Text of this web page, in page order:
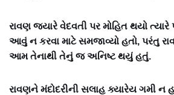
રાવણ જ્યારે વેદવતી પર મોહિત થયો
આવું ન કરવા માટે સમજાવ્યો હતો, પરંતુ
આમ તેનાથી તેનું જ અનિષ્ટ થયું હતું.
રાવણને મંદોદરીની સલાહ ક્યારેય ગમી ન